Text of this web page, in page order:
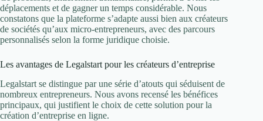
déplacements et de gagner un temps considérable. Nous
constatons que la plateforme s’adapte aussi bien aux créateurs
de sociétés qu’aux micro-entrepreneurs, avec des parcours
personnalisés selon la forme juridique choisie.
Les avantages de Legalstart pour les créateurs d’entreprise
Legalstart se distingue par une série d’atouts qui séduisent de
nombreux entrepreneurs. Nous avons recensé les bénéfices
principaux, qui justifient le choix de cette solution pour la
création d’entreprise en ligne.